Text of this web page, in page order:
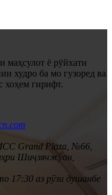
маҳсулот ё рӯйхати
худро ба мо гузоред ва
хоҳем гирифт.
Grand Plaza, №66,
Шиҷзячжуан,
17:30 аз рӯзи душанбе